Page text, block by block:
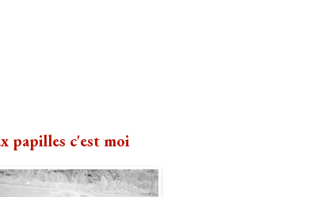
papilles c'est moi